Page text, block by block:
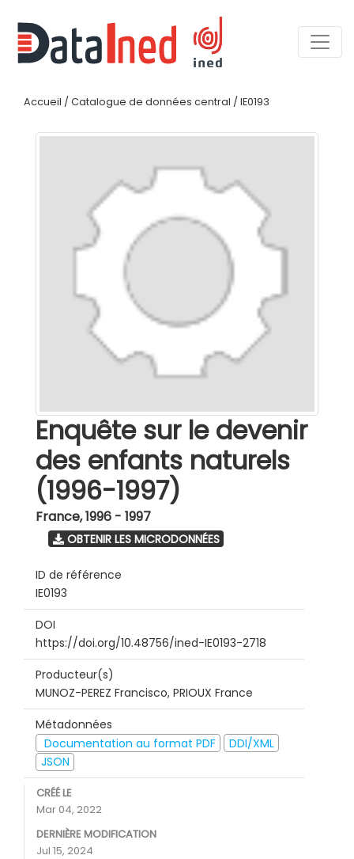
Accueil / Catalogue de données central / IE0193
Enquête sur le devenir
des enfants naturels
(1996-1997)
France,1996 - 1997
OBTENIR LES MICRODONNÉES
ID de référence
IE0193
DOI
https://doi.org/10.48756/ined-IE0193-2718
Producteur(s)
MUNOZ-PEREZ Francisco, PRIOUX France
Métadonnées
Documentation au format PDF
DDI/XML
JSON
CRÉÉ LE
Mar 04, 2022
DERNIÈRE MODIFICATION
Jul 15, 2024